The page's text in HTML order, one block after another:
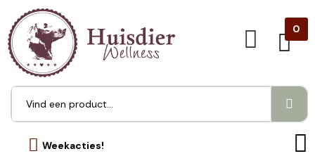
0
Weekacties!